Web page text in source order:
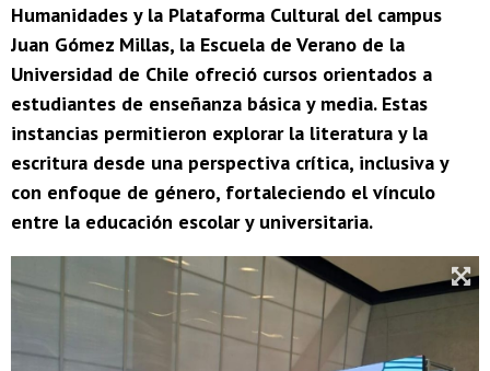
Humanidades y la Plataforma Cultural del campus
Juan Gómez Millas, la Escuela de Verano de la
Universidad de Chile ofreció cursos orientados a
estudiantes de enseñanza básica y media. Estas
instancias permitieron explorar la literatura y la
escritura desde una perspectiva crítica, inclusiva y
con enfoque de género, fortaleciendo el vínculo
entre la educación escolar y universitaria.